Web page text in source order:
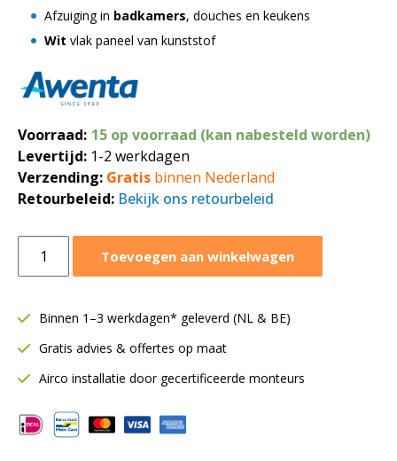
Afzuiging in badkamers, douches en keukens
Wit vlak paneel van kunststof
Voorraad: 15 op voorraad (kan nabesteld worden)
Levertijd: 1-2 werkdagen
Verzending: Gratis binnen Nederland
Retourbeleid: Bekijk ons retourbeleid
Silent
Ø125
|
Timer
vochtsensor
|
Toevoegen aan winkelwagen
Binnen 1–3 werkdagen* geleverd (NL & BE)
Gratis advies & offertes op maat
Airco installatie door gecertificeerde monteurs